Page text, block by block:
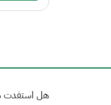
هل استفدت